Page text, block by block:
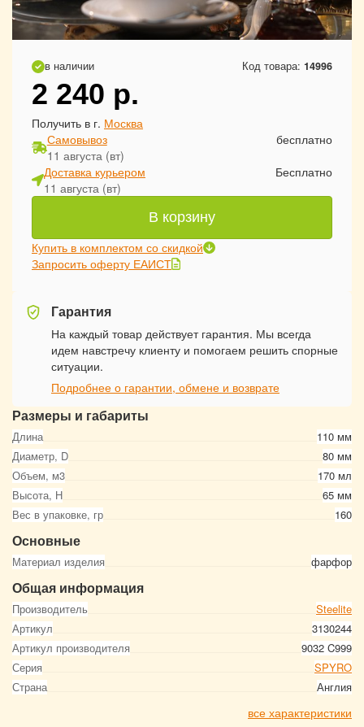
Размеры и габариты
Длина
110 мм
Диаметр, D
80 мм
Объем, м3
170 мл
Высота, Н
65 мм
Вес в упаковке, гр
160
Основные
Материал изделия фарфор
Общая информация
Производитель
Steelite
Артикул
3130244
Артикул производителя
9032 C999
Серия
SPYRO
Страна
Англия
все характеристики
в наличии Код товара: 14996
2 240 р.
Получить в г. Москва
Самовывоз
11 августа (вт)
бесплатно
Доставка курьером
11 августа (вт)
Бесплатно
В корзину
Купить в комплектом со скидкой
Запросить оферту ЕАИСТ
Гарантия
На каждый товар действует гарантия. Мы всегда
идем навстречу клиенту и помогаем решить спорные
ситуации.
Подробнее о гарантии, обмене и возврате